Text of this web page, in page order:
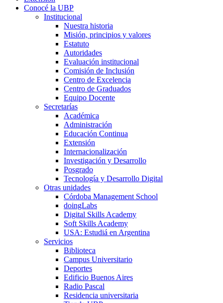
Conocé la UBP
Institucional
Nuestra historia
Misión, principios y valores
Estatuto
Autoridades
Evaluación institucional
Comisión de Inclusión
Centro de Excelencia
Centro de Graduados
Equipo Docente
Secretarías
Académica
Administración
Educación Continua
Extensión
Internacionalización
Investigación y Desarrollo
Posgrado
Tecnología y Desarrollo Digital
Otras unidades
Córdoba Management School
doingLabs
Digital Skills Academy
Soft Skills Academy
USA: Estudiá en Argentina
Servicios
Biblioteca
Campus Universitario
Deportes
Edificio Buenos Aires
Radio Pascal
Residencia universitaria